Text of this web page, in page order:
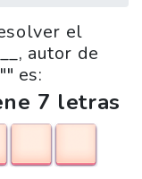
el
autor de
es:
7 letras